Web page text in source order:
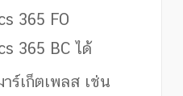
365 FO
365 BC ได้
าร์เก็ตเพลส เช่น